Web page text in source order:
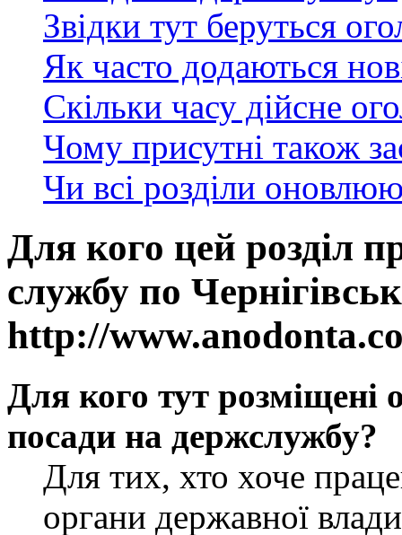
Звідки тут беруться
Як часто додаються
Скільки часу дійсне
Чому присутні також
Чи всі розділи
Для кого цей розділ
службу по
http://
Для кого тут розміщені
посади на держслужбу?
Для тих, хто хоче
органи державної